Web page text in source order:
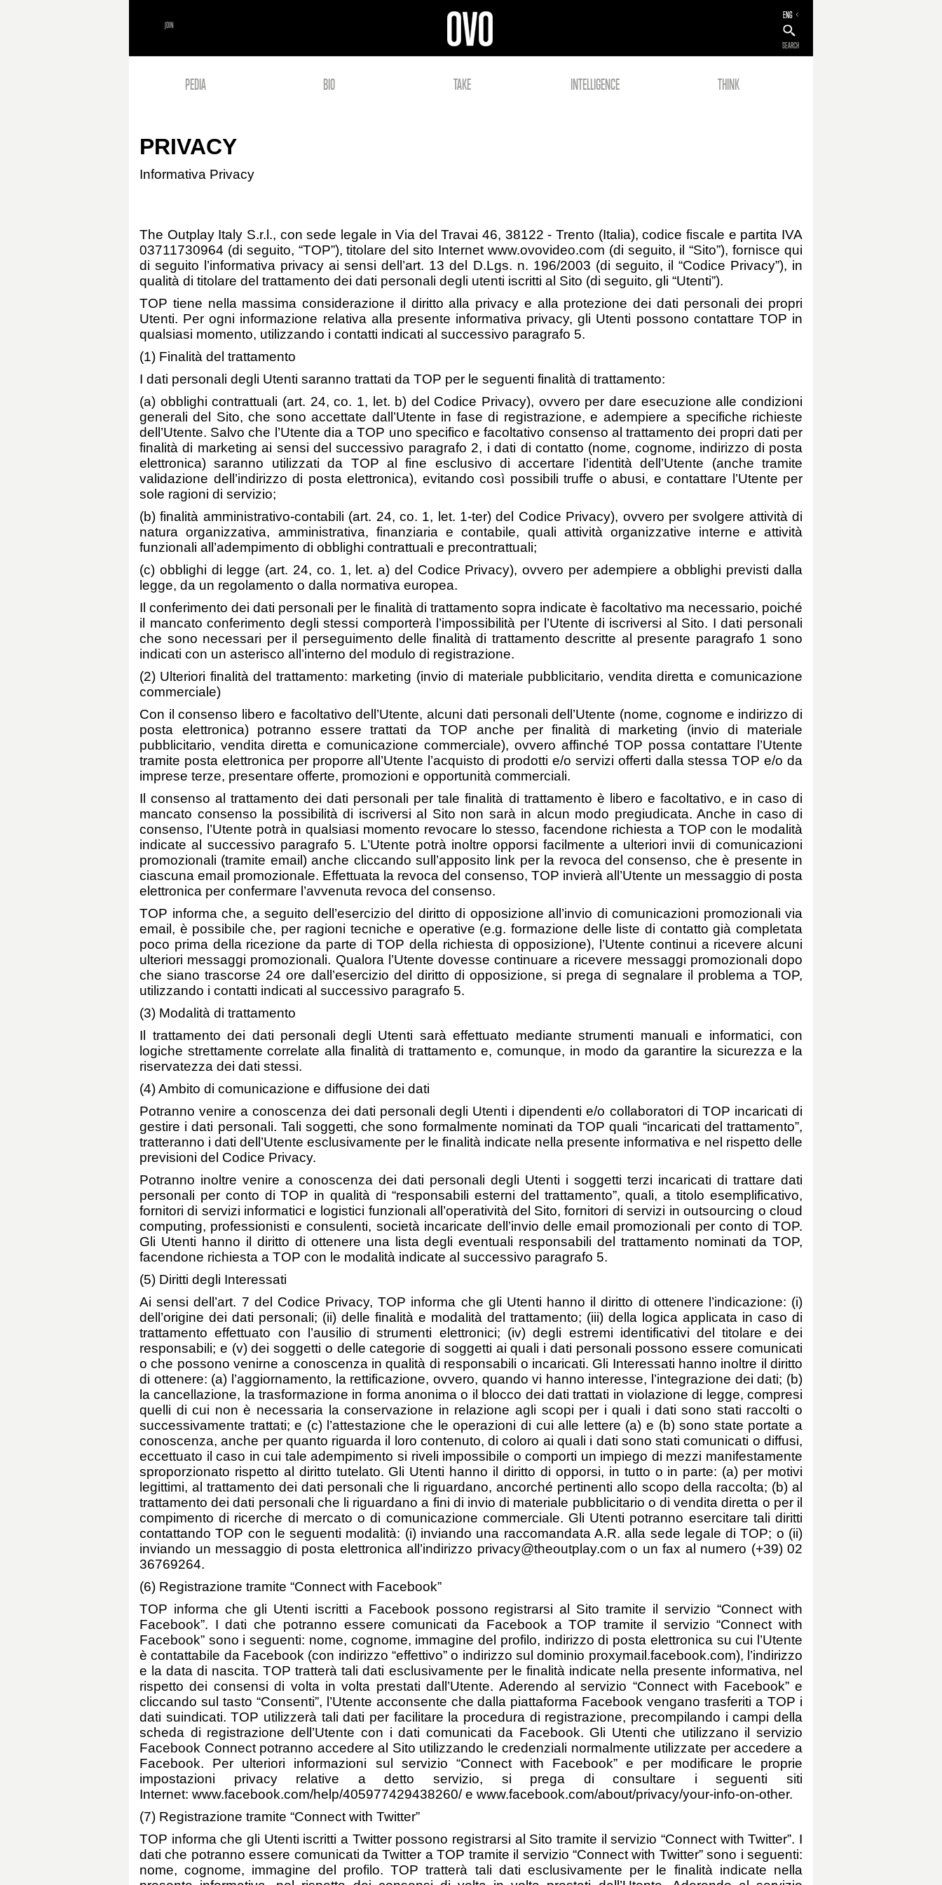
JOIN
ENG
SEARCH
PEDIA BIO TAKE INTELLIGENCE THINK
PRIVACY
Informativa Privacy
The Outplay Italy S.r.l., con sede legale in Via del Travai 46, 38122 - Trento (Italia), codice fiscale e partita IVA
03711730964 (di seguito, “TOP”), titolare del sito Internet www.ovovideo.com (di seguito, il “Sito”), fornisce qui
di seguito l’informativa privacy ai sensi dell’art. 13 del D.Lgs. n. 196/2003 (di seguito, il “Codice Privacy”), in
qualità di titolare del trattamento dei dati personali degli utenti iscritti al Sito (di seguito, gli “Utenti”).
TOP tiene nella massima considerazione il diritto alla privacy e alla protezione dei dati personali dei propri
Utenti. Per ogni informazione relativa alla presente informativa privacy, gli Utenti possono contattare TOP in
qualsiasi momento, utilizzando i contatti indicati al successivo paragrafo 5.
(1) Finalità del trattamento
I dati personali degli Utenti saranno trattati da TOP per le seguenti finalità di trattamento:
(a) obblighi contrattuali (art. 24, co. 1, let. b) del Codice Privacy), ovvero per dare esecuzione alle condizioni
generali del Sito, che sono accettate dall’Utente in fase di registrazione, e adempiere a specifiche richieste
dell’Utente. Salvo che l’Utente dia a TOP uno specifico e facoltativo consenso al trattamento dei propri dati per
finalità di marketing ai sensi del successivo paragrafo 2, i dati di contatto (nome, cognome, indirizzo di posta
elettronica) saranno utilizzati da TOP al fine esclusivo di accertare l’identità dell’Utente (anche tramite
validazione dell’indirizzo di posta elettronica), evitando così possibili truffe o abusi, e contattare l’Utente per
sole ragioni di servizio;
(b) finalità amministrativo-contabili (art. 24, co. 1, let. 1-ter) del Codice Privacy), ovvero per svolgere attività di
natura organizzativa, amministrativa, finanziaria e contabile, quali attività organizzative interne e attività
funzionali all’adempimento di obblighi contrattuali e precontrattuali;
(c) obblighi di legge (art. 24, co. 1, let. a) del Codice Privacy), ovvero per adempiere a obblighi previsti dalla
legge, da un regolamento o dalla normativa europea.
Il conferimento dei dati personali per le finalità di trattamento sopra indicate è facoltativo ma necessario, poiché
il mancato conferimento degli stessi comporterà l’impossibilità per l’Utente di iscriversi al Sito. I dati personali
che sono necessari per il perseguimento delle finalità di trattamento descritte al presente paragrafo 1 sono
indicati con un asterisco all’interno del modulo di registrazione.
(2) Ulteriori finalità del trattamento: marketing (invio di materiale pubblicitario, vendita diretta e comunicazione
commerciale)
Con il consenso libero e facoltativo dell’Utente, alcuni dati personali dell’Utente (nome, cognome e indirizzo di
posta elettronica) potranno essere trattati da TOP anche per finalità di marketing (invio di materiale
pubblicitario, vendita diretta e comunicazione commerciale), ovvero affinché TOP possa contattare l’Utente
tramite posta elettronica per proporre all’Utente l’acquisto di prodotti e/o servizi offerti dalla stessa TOP e/o da
imprese terze, presentare offerte, promozioni e opportunità commerciali.
Il consenso al trattamento dei dati personali per tale finalità di trattamento è libero e facoltativo, e in caso di
mancato consenso la possibilità di iscriversi al Sito non sarà in alcun modo pregiudicata. Anche in caso di
consenso, l’Utente potrà in qualsiasi momento revocare lo stesso, facendone richiesta a TOP con le modalità
indicate al successivo paragrafo 5. L’Utente potrà inoltre opporsi facilmente a ulteriori invii di comunicazioni
promozionali (tramite email) anche cliccando sull’apposito link per la revoca del consenso, che è presente in
ciascuna email promozionale. Effettuata la revoca del consenso, TOP invierà all’Utente un messaggio di posta
elettronica per confermare l’avvenuta revoca del consenso.
TOP informa che, a seguito dell’esercizio del diritto di opposizione all’invio di comunicazioni promozionali via
email, è possibile che, per ragioni tecniche e operative (e.g. formazione delle liste di contatto già completata
poco prima della ricezione da parte di TOP della richiesta di opposizione), l’Utente continui a ricevere alcuni
ulteriori messaggi promozionali. Qualora l’Utente dovesse continuare a ricevere messaggi promozionali dopo
che siano trascorse 24 ore dall’esercizio del diritto di opposizione, si prega di segnalare il problema a TOP,
utilizzando i contatti indicati al successivo paragrafo 5.
(3) Modalità di trattamento
Il trattamento dei dati personali degli Utenti sarà effettuato mediante strumenti manuali e informatici, con
logiche strettamente correlate alla finalità di trattamento e, comunque, in modo da garantire la sicurezza e la
riservatezza dei dati stessi.
(4) Ambito di comunicazione e diffusione dei dati
Potranno venire a conoscenza dei dati personali degli Utenti i dipendenti e/o collaboratori di TOP incaricati di
gestire i dati personali. Tali soggetti, che sono formalmente nominati da TOP quali “incaricati del trattamento”,
tratteranno i dati dell’Utente esclusivamente per le finalità indicate nella presente informativa e nel rispetto delle
previsioni del Codice Privacy.
Potranno inoltre venire a conoscenza dei dati personali degli Utenti i soggetti terzi incaricati di trattare dati
personali per conto di TOP in qualità di “responsabili esterni del trattamento”, quali, a titolo esemplificativo,
fornitori di servizi informatici e logistici funzionali all’operatività del Sito, fornitori di servizi in outsourcing o cloud
computing, professionisti e consulenti, società incaricate dell’invio delle email promozionali per conto di TOP.
Gli Utenti hanno il diritto di ottenere una lista degli eventuali responsabili del trattamento nominati da TOP,
facendone richiesta a TOP con le modalità indicate al successivo paragrafo 5.
(5) Diritti degli Interessati
Ai sensi dell’art. 7 del Codice Privacy, TOP informa che gli Utenti hanno il diritto di ottenere l’indicazione: (i)
dell’origine dei dati personali; (ii) delle finalità e modalità del trattamento; (iii) della logica applicata in caso di
trattamento effettuato con l’ausilio di strumenti elettronici; (iv) degli estremi identificativi del titolare e dei
responsabili; e (v) dei soggetti o delle categorie di soggetti ai quali i dati personali possono essere comunicati
o che possono venirne a conoscenza in qualità di responsabili o incaricati. Gli Interessati hanno inoltre il diritto
di ottenere: (a) l’aggiornamento, la rettificazione, ovvero, quando vi hanno interesse, l’integrazione dei dati; (b)
la cancellazione, la trasformazione in forma anonima o il blocco dei dati trattati in violazione di legge, compresi
quelli di cui non è necessaria la conservazione in relazione agli scopi per i quali i dati sono stati raccolti o
successivamente trattati; e (c) l’attestazione che le operazioni di cui alle lettere (a) e (b) sono state portate a
conoscenza, anche per quanto riguarda il loro contenuto, di coloro ai quali i dati sono stati comunicati o diffusi,
eccettuato il caso in cui tale adempimento si riveli impossibile o comporti un impiego di mezzi manifestamente
sproporzionato rispetto al diritto tutelato. Gli Utenti hanno il diritto di opporsi, in tutto o in parte: (a) per motivi
legittimi, al trattamento dei dati personali che li riguardano, ancorché pertinenti allo scopo della raccolta; (b) al
trattamento dei dati personali che li riguardano a fini di invio di materiale pubblicitario o di vendita diretta o per il
compimento di ricerche di mercato o di comunicazione commerciale. Gli Utenti potranno esercitare tali diritti
contattando TOP con le seguenti modalità: (i) inviando una raccomandata A.R. alla sede legale di TOP; o (ii)
inviando un messaggio di posta elettronica all’indirizzo privacy@theoutplay.com o un fax al numero (+39) 02
36769264.
(6) Registrazione tramite “Connect with Facebook”
TOP informa che gli Utenti iscritti a Facebook possono registrarsi al Sito tramite il servizio “Connect with
Facebook”. I dati che potranno essere comunicati da Facebook a TOP tramite il servizio “Connect with
Facebook” sono i seguenti: nome, cognome, immagine del profilo, indirizzo di posta elettronica su cui l’Utente
è contattabile da Facebook (con indirizzo “effettivo” o indirizzo sul dominio proxymail.facebook.com), l’indirizzo
e la data di nascita. TOP tratterà tali dati esclusivamente per le finalità indicate nella presente informativa, nel
rispetto dei consensi di volta in volta prestati dall’Utente. Aderendo al servizio “Connect with Facebook” e
cliccando sul tasto “Consenti”, l’Utente acconsente che dalla piattaforma Facebook vengano trasferiti a TOP i
dati suindicati. TOP utilizzerà tali dati per facilitare la procedura di registrazione, precompilando i campi della
scheda di registrazione dell’Utente con i dati comunicati da Facebook. Gli Utenti che utilizzano il servizio
Facebook Connect potranno accedere al Sito utilizzando le credenziali normalmente utilizzate per accedere a
Facebook. Per ulteriori informazioni sul servizio “Connect with Facebook” e per modificare le proprie
impostazioni privacy relative a detto servizio, si prega di consultare i seguenti siti
Internet: www.facebook.com/help/405977429438260/ e www.facebook.com/about/privacy/your-info-on-other.
(7) Registrazione tramite “Connect with Twitter”
TOP informa che gli Utenti iscritti a Twitter possono registrarsi al Sito tramite il servizio “Connect with Twitter”. I
dati che potranno essere comunicati da Twitter a TOP tramite il servizio “Connect with Twitter” sono i seguenti:
nome, cognome, immagine del profilo. TOP tratterà tali dati esclusivamente per le finalità indicate nella